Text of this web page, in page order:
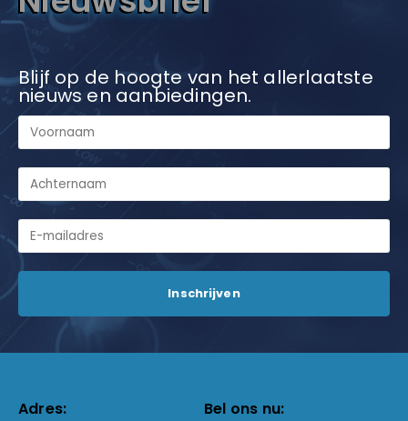
Blijf op de hoogte van het allerlaatste
nieuws en aanbiedingen.
Adres: Bel ons nu: